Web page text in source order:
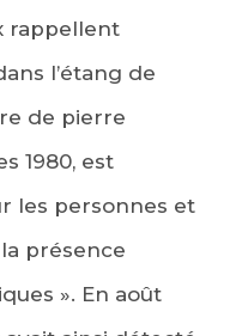
rappellent
l’étang de
de pierre
1980, est
les personnes et
présence
». En août